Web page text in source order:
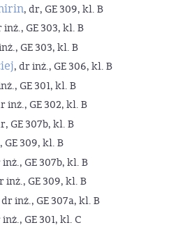
, dr, GE 309, kl. B
inż., GE 303, kl. B
GE 303, kl. B
, dr inż., GE 306, kl. B
GE 301, kl. B
inż., GE 302, kl. B
GE 307b, kl. B
GE 309, kl. B
inż., GE 307b, kl. B
inż., GE 309, kl. B
dr inż., GE 307a, kl. B
GE 301, kl. C